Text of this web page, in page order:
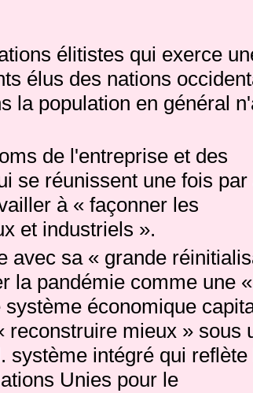
élitistes qui exerce
élus des nations
la population en général
de l'entreprise et des
se réunissent une fois par
à « façonner les
et industriels ».
avec sa « grande
la pandémie comme une «
économique
reconstruire mieux » sous
système intégré qui reflète
Unies pour le